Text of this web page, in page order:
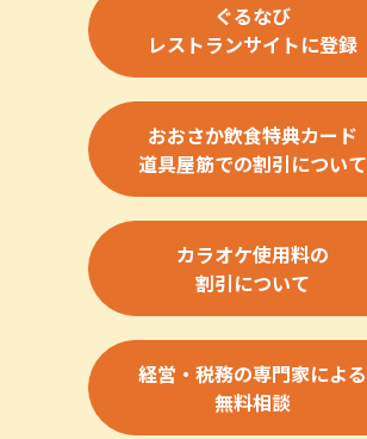
ぐるなび
レストランサイトに登録
おおさか飲食特典カード
道具屋筋での割引について
カラオケ使用料の
割引について
経営・税務の専門家による
無料相談